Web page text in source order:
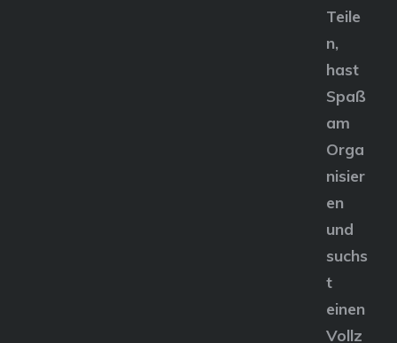
Teile
n,
hast
Spaß
am
Orga
nisier
en
und
suchs
t
einen
Vollz